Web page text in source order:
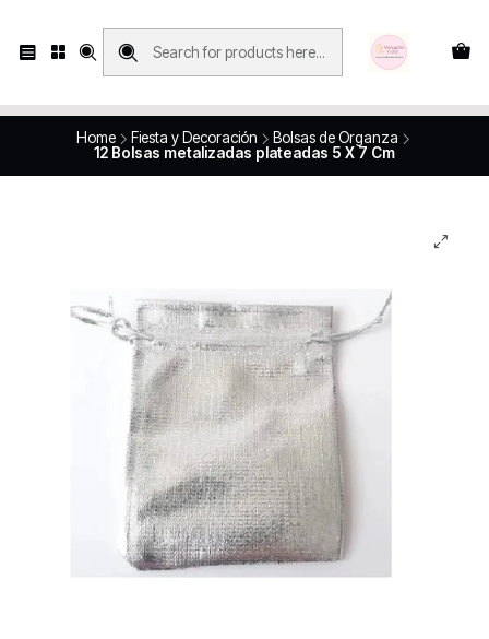
Home Fiesta y Decoración
Bolsas de Organza
12 Bolsas metalizadas plateadas 5 X 7 Cm